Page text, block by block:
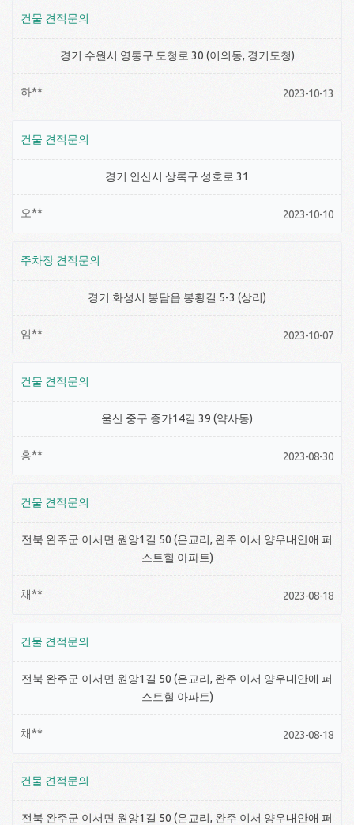
건물 견적문의
경기 수원시 영통구 도청로 30 (이의동, 경기도청)
하** 2023-10-13
건물 견적문의
경기 안산시 상록구 성호로 31
오** 2023-10-10
주차장 견적문의
경기 화성시 봉담읍 봉황길 5-3 (상리)
임** 2023-10-07
건물 견적문의
울산 중구 종가14길 39 (약사동)
홍** 2023-08-30
건물 견적문의
전북 완주군 이서면 원앙1길 50 (은교리, 완주 이서 양우내안애 퍼
스트힐 아파트)
채** 2023-08-18
건물 견적문의
전북 완주군 이서면 원앙1길 50 (은교리, 완주 이서 양우내안애 퍼
스트힐 아파트)
채** 2023-08-18
건물 견적문의
전북 완주군 이서면 원앙1길 50 (은교리, 완주 이서 양우내안애 퍼